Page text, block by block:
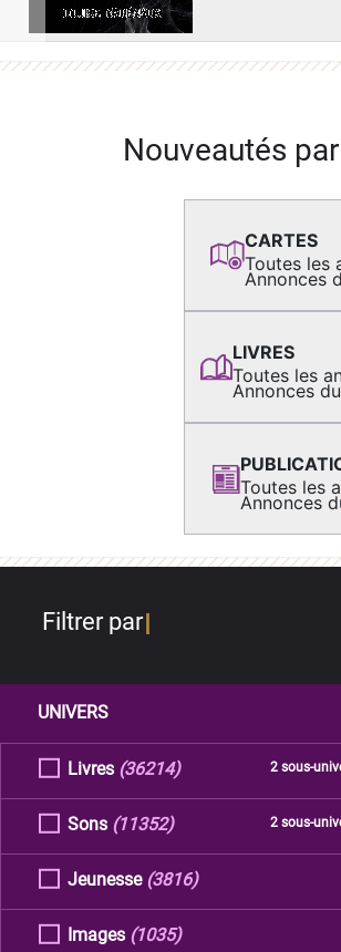
Nouveautés
CARTES
Toutes les
Annonces
LIVRES
Toutes les
Annonces
Toutes les
Annonces
Filtrer par
UNIVERS
Livres 2 sous-
(36214)
Sons 2 sous-
(11352)
Jeunesse (3816)
Images (1035)